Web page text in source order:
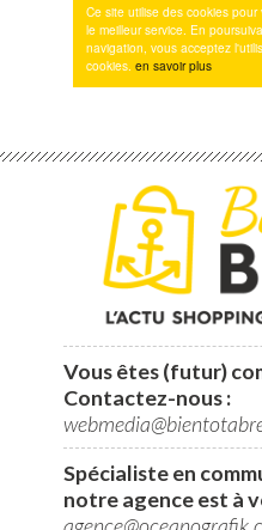
Vous êtes (futur)
Contactez-nous :
Spécialiste en
notre agence est à